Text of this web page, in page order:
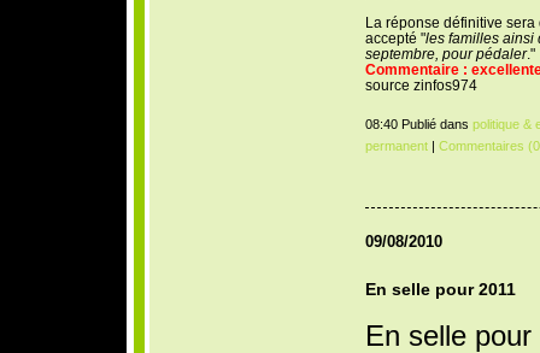
La réponse définitive
accepté "les familles ainsi
septembre, pour pédaler."
Commentaire :
source zinfos974
08:40 Publié dans politique &
permanent| Commentaires
09/08/2010
En selle pour 2011
En selle pour